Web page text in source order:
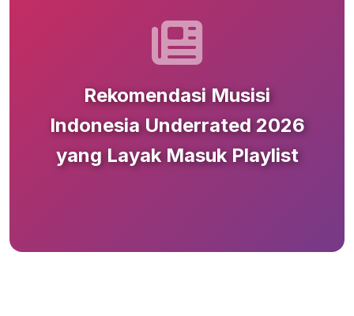
Rekomendasi Musisi
Indonesia Underrated 2026
yang Layak Masuk Playlist